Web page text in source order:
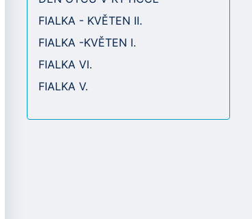
FIALKA - KVĚTEN II.
FIALKA -KVĚTEN I.
FIALKA VI.
FIALKA V.